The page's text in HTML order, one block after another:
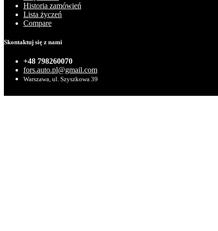
Historia zamówień
Lista życzeń
Compare
Skontaktuj się z nami
+48 798260070
fors.auto.pl@gmail.com
Warszawa, ul. Szyszkowa 39